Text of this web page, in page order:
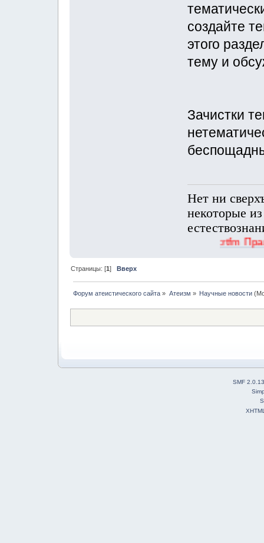
создайте
этого
тему и
Зачистки
Нет ни
некоторые
:rtfm
Страницы: [1] Вверх
Форум атеистического сайта » Атеизм » Научные новости
SMF 2.0.13